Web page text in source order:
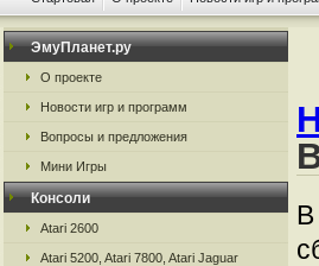
ЭмуПланет.ру
О проекте
Новости игр и программ
Вопросы и предложения
Мини Игры
Консоли
Atari 2600
Atari 5200, Atari 7800, Atari Jaguar
В